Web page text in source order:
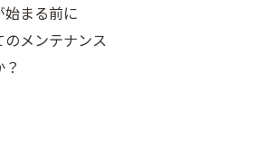
まる前に
メンテナンス